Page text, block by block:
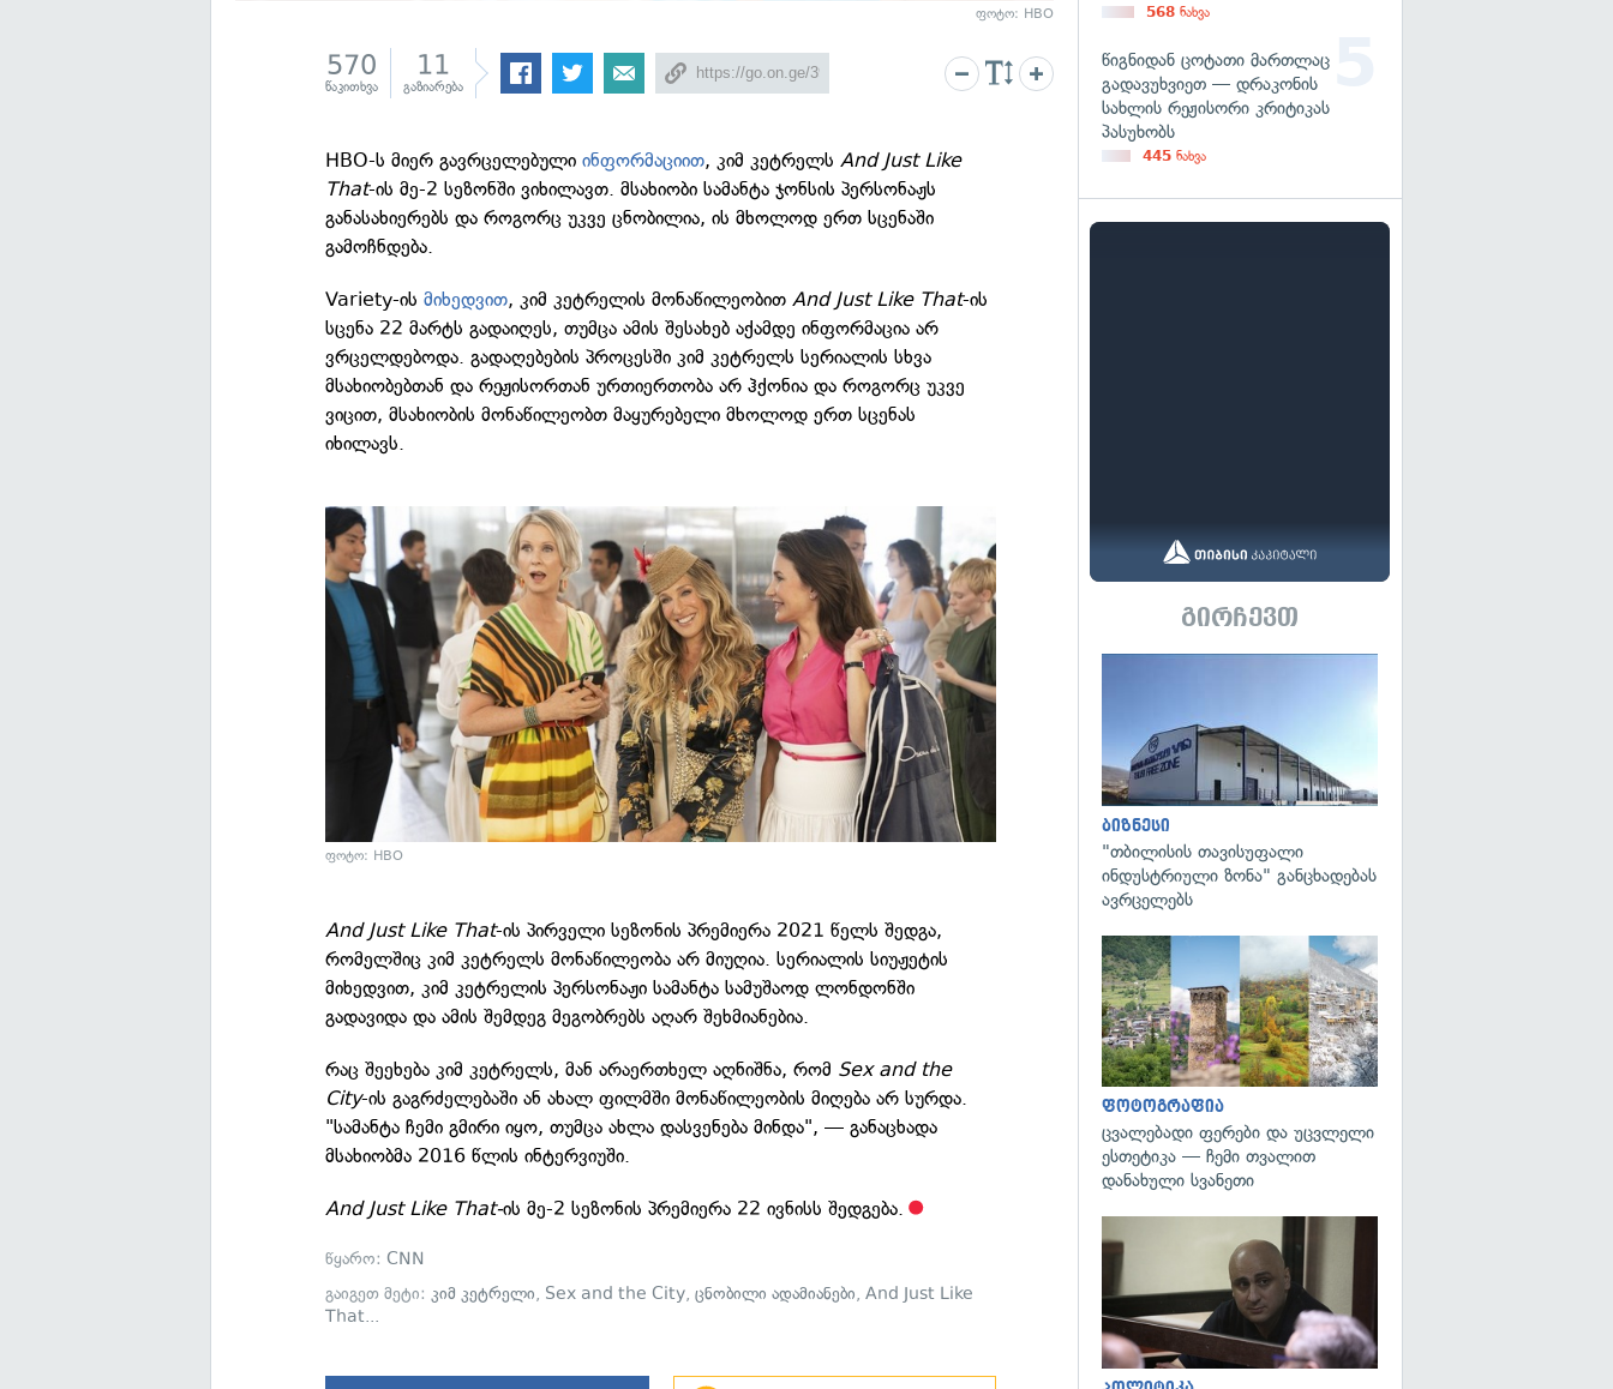
ფოტო: HBO
570
წაკითხვა
11
გაზიარება
HBO-ს მიერ გავრცელებულიინფორმაციით, კიმ კეტრელსAnd Just Like
That-ის მე-2 სეზონში ვიხილავთ. მსახიობი სამანტა ჯონსის პერსონაჟს
განასახიერებს და როგორც უკვე ცნობილია, ის მხოლოდ ერთ სცენაში
გამოჩნდება.
Variety-ისმიხედვით, კიმ კეტრელის მონაწილეობითAnd Just Like That-ის
სცენა 22 მარტს გადაიღეს, თუმცა ამის შესახებ აქამდე ინფორმაცია არ
ვრცელდებოდა. გადაღებების პროცესში კიმ კეტრელს სერიალის სხვა
მსახიობებთან და რეჟისორთან ურთიერთობა არ ჰქონია და როგორც უკვე
ვიცით, მსახიობის მონაწილეობთ მაყურებელი მხოლოდ ერთ სცენას
იხილავს.
ფოტო: HBO
And Just Like That-ის პირველი სეზონის პრემიერა 2021 წელს შედგა,
რომელშიც კიმ კეტრელს მონაწილეობა არ მიუღია. სერიალის სიუჟეტის
მიხედვით, კიმ კეტრელის პერსონაჟი სამანტა სამუშაოდ ლონდონში
გადავიდა და ამის შემდეგ მეგობრებს აღარ შეხმიანებია.
რაც შეეხება კიმ კეტრელს, მან არაერთხელ აღნიშნა, რომ Sex and the
City-ის გაგრძელებაში ან ახალ ფილმში მონაწილეობის მიღება არ სურდა.
"სამანტა ჩემი გმირი იყო, თუმცა ახლა დასვენება მინდა", — განაცხადა
მსახიობმა 2016 წლის ინტერვიუში.
And Just Like That-ის მე-2 სეზონის პრემიერა 22 ივნისს შედგება.
წყარო:CNN
გაიგეთ მეტი:კიმ კეტრელი, Sex and the City,ცნობილი ადამიანები,And Just Like
That...
568 ნახვა
წიგნიდან ცოტათი მართლაც
გადავუხვიეთ — დრაკონის
სახლის რეჟისორი კრიტიკას
პასუხობს
445 ნახვა
გირჩევთ
ბიზნესი
"თბილისის თავისუფალი
ინდუსტრიული ზონა" განცხადებას
ავრცელებს
ფოტოგრაფია
ცვალებადი ფერები და უცვლელი
ესთეტიკა — ჩემი თვალით
დანახული სვანეთი